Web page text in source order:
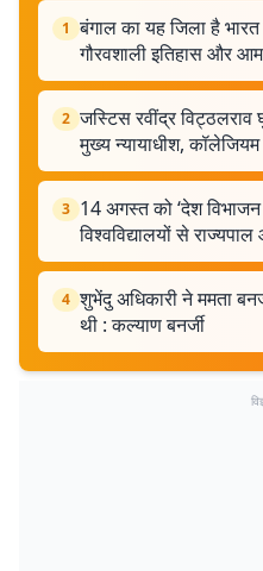
1 बंगाल का यह जिला है भारत
गौरवशाली इतिहास और
2 जस्टिस रवींद्र विट्ठलराव
मुख्य न्यायाधीश,
3 14 अगस्त को ‘देश
विश्वविद्यालयों से
4 शुभेंदु अधिकारी ने ममता
थी : कल्याण बनर्जी